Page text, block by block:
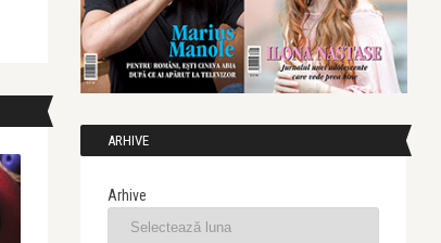
ARHIVE
Arhive